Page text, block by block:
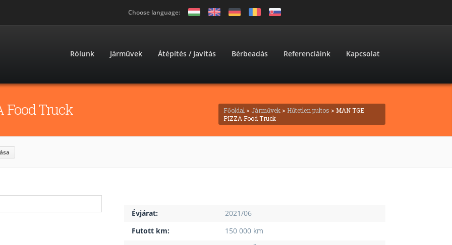
Choose language:
Rólunk Járművek Átépítés / Javítás Bérbeadás Referenciáink Kapcsolat
Food Truck Főoldal > Járművek> Hűtetlen pultos > MAN TGE
PIZZA Food Truck
Évjárat:
2021/06
Futott km:
150 000 km